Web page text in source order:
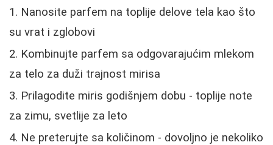
Nanosite parfem na toplije delove tela kao što
su vrat i zglobovi
Kombinujte parfem sa odgovarajućim mlekom
za telo za duži trajnost mirisa
Prilagodite miris godišnjem dobu - toplije note
za zimu, svetlije za leto
Ne preterujte sa količinom - dovoljno je nekoliko